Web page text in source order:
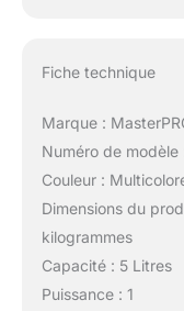
Fiche technique
Marque :
Numéro de modèle
Couleur :
Dimensions du
kilogrammes
Capacité : 5 Litres
Puissance : 1